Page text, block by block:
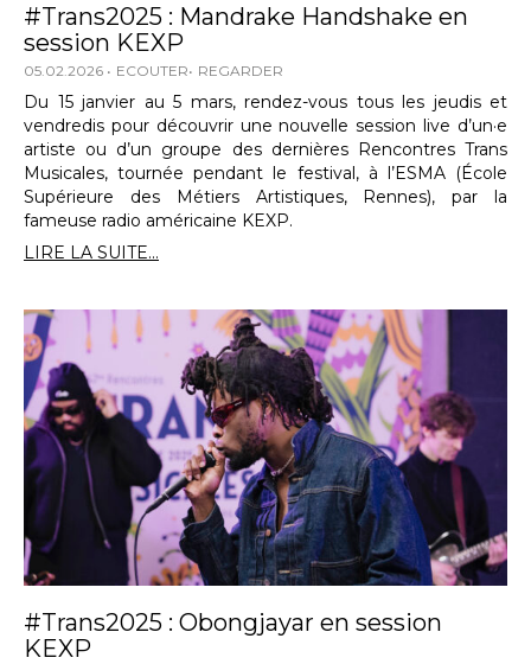
#Trans2025 : Mandrake Handshake en
session KEXP
05.02.2026 ECOUTER REGARDER
Du 15 janvier au 5 mars, rendez-vous tous les jeudis et
vendredis pour découvrir une nouvelle session live d’un·e
artiste ou d’un groupe des dernières Rencontres Trans
Musicales, tournée pendant le festival, à l’ESMA (École
Supérieure des Métiers Artistiques, Rennes), par la
fameuse radio américaine KEXP.
LIRE LA SUITE...
#Trans2025 : Obongjayar en session
KEXP